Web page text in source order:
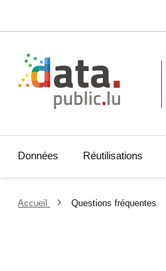
Données Réutilisations
Accueil Questions fréquentes